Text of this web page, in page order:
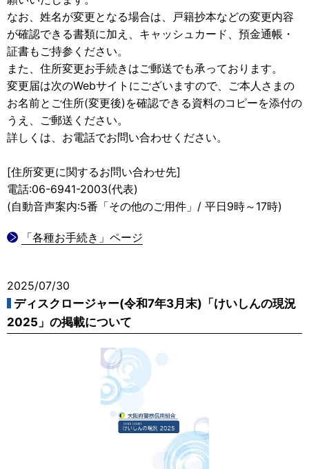
なお、姓名が変更となる場合は、戸籍抄本などの変更内容
が確認できる書類に加え、キャッシュカード、預金通帳・
証書もご持参ください。
また、住所変更お手続きはご郵送でも承っております。
変更届は次のWebサイトにございますので、ご本人さまの
お名前とご住所(変更後)を確認できる資料のコピーを添付の
うえ、ご郵送ください。
詳しくは、お電話でお問い合わせください。
[住所変更に関するお問い合わせ先]
電話:06-6941-2003(代表)
(自動音声案内:5番「その他のご用件」/ 平日9時～17時)
「各種お手続き」ページ
2025/07/30
ディスクロージャー(令和7年3月末)「けいしんの現況
2025」の掲載について